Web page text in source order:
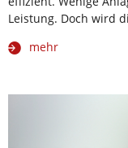
Leistung. Doch wird
mehr